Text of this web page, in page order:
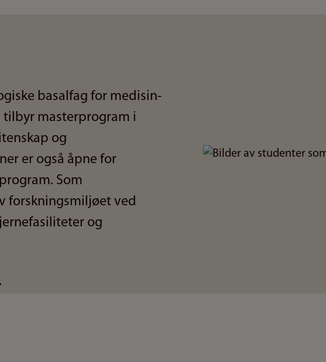
basalfag for medisin-
masterprogram i
og
er også åpne for
Som
forskningsmiljøet ved
og
Bilde